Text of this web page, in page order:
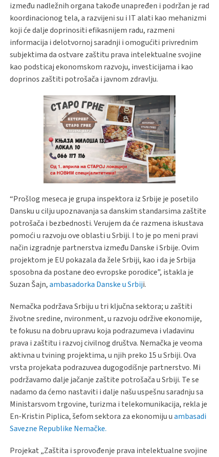
između nadležnih organa takođe unapređen i podržan je rad
koordinacionog tela, a razvijeni su i IT alati kao mehanizmi
koji će dalje doprinositi efikasnijem radu, razmeni
informacija i delotvornoj saradnji i omogućiti privrednim
subjektima da ostvare zaštitu prava intelektualne svojine
kao podsticaj ekonomskom razvoju, investicijama i kao
doprinos zaštiti potrošača i javnom zdravlju.
“Prošlog meseca je grupa inspektora iz Srbije je posetilo
Dansku u cilju upoznavanja sa danskim standarsima zaštite
potrošača i bezbednosti. Verujem da će razmena iskustava
pomoći u razvoju ove oblasti u Srbiji. I to je po meni pravi
način izgradnje partnerstva između Danske i Srbije. Ovim
projektom je EU pokazala da žele Srbiji, kao i da je Srbija
sposobna da postane deo evropske porodice”, istakla je
Suzan Šajn,ambasadorka Danske u Srbiji.
Nemačka podržava Srbiju u tri ključna sektora; u zaštiti
životne sredine, nvironment, u razvoju održive ekonomije,
te fokusu na dobru upravu koja podrazumeva i vladavinu
prava i zaštitu i razvoj civilnog društva. Nemačka je veoma
aktivna u tvining projektima, u njih preko 15 u Srbiji. Ova
vrsta projekata podrazuvea dugogodišnje partnerstvo. Mi
podržavamo dalje jačanje zaštite potrošača u Srbiji. Te se
nadamo da ćemo nastaviti i dalje našu uspešnu saradnju sa
Ministarsvom trgovine, turizma i telekomunikacija, rekla je
En-Kristin Piplica, šefom sektora za ekonomiju uambasadi
Savezne Republike Nemačke.
Projekat „Zaštita i sprovođenje prava intelektualne svojine